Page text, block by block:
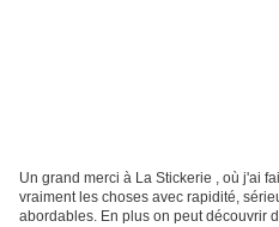
Un grand merci à La Stickerie , où j'ai
vraiment les choses avec rapidité,
abordables. En plus on peut découvrir